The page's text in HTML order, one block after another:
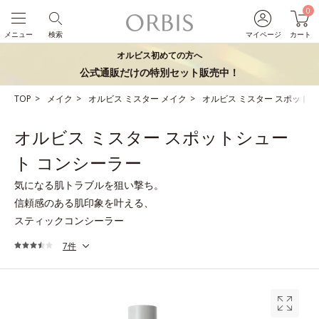
マイページ
0
カート
検索
メニュー
オルビス初めての方へ
公式通販だけの特別セット販売中！
TOP メイク オルビス ミスター メイク オルビス ミスター スポット
オルビス ミスター スポットシュー
ト コンシーラー
気になる肌トラブルを狙い撃ち。
信頼感のある肌印象を叶える、
スティックコンシーラー
7件